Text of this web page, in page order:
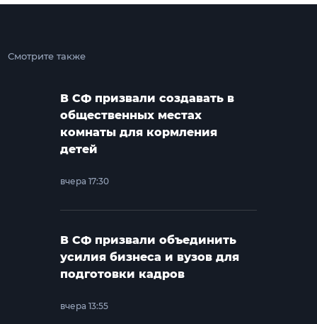
Смотрите также
В СФ призвали создавать в
общественных местах
комнаты для кормления
детей
вчера 17:30
В СФ призвали объединить
усилия бизнеса и вузов для
подготовки кадров
вчера 13:55